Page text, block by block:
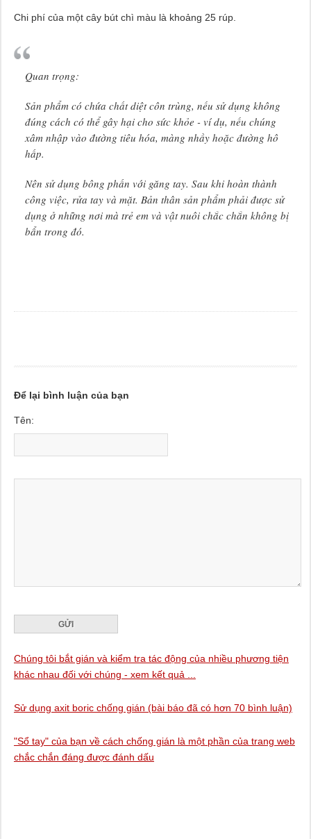
Chi phí của một cây bút chì màu là khoảng 25 rúp.
Quan trọng:
Sản phẩm có chứa chất diệt côn trùng, nếu sử dụng không
đúng cách có thể gây hại cho sức khỏe - ví dụ, nếu chúng
xâm nhập vào đường tiêu hóa, màng nhầy hoặc đường hô
hấp.
Nên sử dụng bông phấn với găng tay. Sau khi hoàn thành
công việc, rửa tay và mặt. Bản thân sản phẩm phải được sử
dụng ở những nơi mà trẻ em và vật nuôi chắc chắn không bị
bẩn trong đó.
Để lại bình luận của bạn
Tên:
Chúng tôi bắt gián và kiểm tra tác động của nhiều phương tiện
khác nhau đối với chúng - xem kết quả ...
Sử dụng axit boric chống gián (bài báo đã có hơn 70 bình luận)
"Sổ tay" của bạn về cách chống gián là một phần của trang web
chắc chắn đáng được đánh dấu